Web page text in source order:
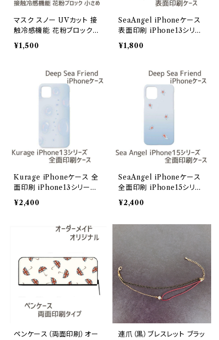
マスク スノー UVカット 接
触冷感機能 花粉ブロック
小さめ
¥1,500
SeaAngel iPhoneケース
表面印刷 iPhone13シリー
ズ【Deep Sea Friends】/i
Phone13Pro
¥1,800
Kurage iPhoneケース 全
面印刷 iPhone13シリーズ
【Deep Sea Friends】/iPh
one13ProMax
¥2,400
SeaAngel iPhoneケース
全面印刷 iPhone15シリー
ズ【Deep Sea Friends】/i
Phone15ProMax
¥2,400
ペンケース（両面印刷）オー
連爪（黒）ブレスレット ブラッ